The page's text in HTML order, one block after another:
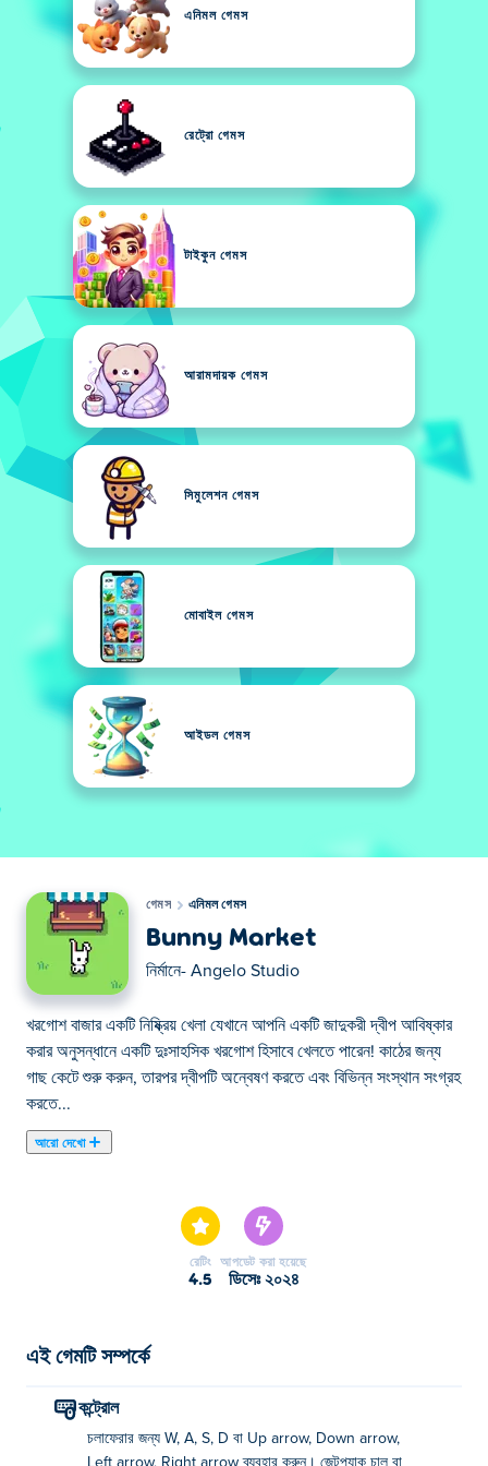
এনিমল গেমস
রেট্রো গেমস
টাইকুন গেমস
আরামদায়ক গেমস
সিমুলেশন গেমস
মোবাইল গেমস
আইডল গেমস
গেমস এনিমল গেমস
Bunny Market
নির্মানে- Angelo Studio
খরগোশ বাজার একটি নিষ্ক্রিয় খেলা যেখানে আপনি একটি জাদুকরী দ্বীপ আবিষ্কার
করার অনুসন্ধানে একটি দুঃসাহসিক খরগোশ হিসাবে খেলতে পারেন! কাঠের জন্য
গাছ কেটে শুরু করুন, তারপর দ্বীপটি অন্বেষণ করতে এবং বিভিন্ন সংস্থান সংগ্রহ
করতে...
আরো দেখো
গাছ কেটে শুরু করুন, তারপর দ্বীপটি অন্বেষণ করতে এবং বিভিন্ন সংস্থান সংগ্রহ
করতে একটি কাঠের সেতু তৈরি করুন। কয়েন উপার্জন করতে বাজারে আপনার
অনুসন্ধানগুলি ট্রেড করুন। দ্বীপটি প্রসারিত হওয়ার সাথে সাথে, চিন্তা করবেন
চালাতে এবং এটিকে একটি সমৃদ্ধ সাফল্যে পরিণত করতে প্রস্তুত?
বানি মার্কেট কিভাবে খেলবেন?
সরান: WASD বা তীর কী
রেটিং
4.5
আপডেট করা হয়েছে
ডিসেঃ ২০২৪
এই গেমটি সম্পর্কে
কন্ট্রোল
চলাফেরার জন্য W, A, S, D বা Up arrow, Down arrow,
Left arrow, Right arrow ব্যবহার করুন। জেটপ্যাক চালু বা